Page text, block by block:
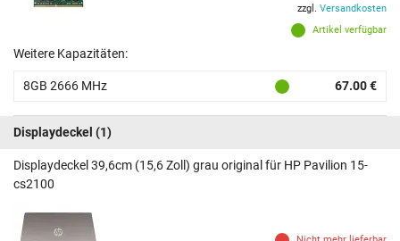
Artikel verfügbar
zzgl. Versandkosten
Weitere Kapazitäten:
8GB 2666 MHz 67.00 €
Displaydeckel (1)
Displaydeckel 39,6cm (15,6 Zoll) grau original für HP Pavilion 15-
cs2100